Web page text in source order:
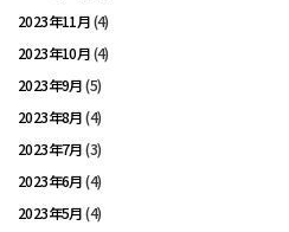
2023年11月(4)
2023年10月(4)
2023年9月(5)
2023年8月(4)
2023年7月(3)
2023年6月(4)
2023年5月(4)